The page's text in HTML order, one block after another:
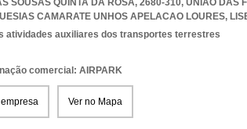
SOUSAS QUINTA DA ROSA, 2680-310, UNIÃO DAS
CAMARATE UNHOS APELACAO LOURES,
atividades auxiliares dos transportes terrestres
comercial: AIRPARK
Ver no Mapa